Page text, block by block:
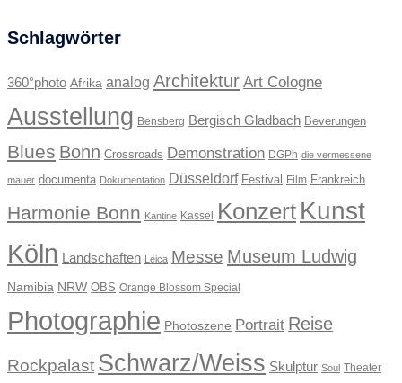
Schlagwörter
360°photo Afrika analog Architektur Art Cologne
Ausstellung Bensberg Bergisch Gladbach Beverungen
Blues Bonn Crossroads Demonstration DGPh die vermessene
mauer documenta Dokumentation Düsseldorf Festival Film Frankreich
Harmonie Bonn Kantine Kassel Konzert Kunst
Köln Landschaften Leica Messe Museum Ludwig
Namibia NRW OBS Orange Blossom Special
Photographie Photoszene Portrait Reise
Rockpalast Schwarz/Weiss Skulptur Soul Theater